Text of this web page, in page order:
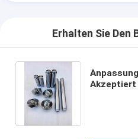
Erhalten Sie Den
Akzeptiert